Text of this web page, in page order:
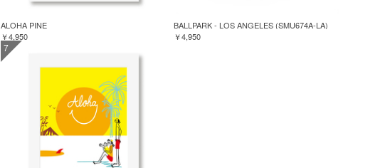
ALOHA PINE
￥4,950
BALLPARK - LOS ANGELES (SMU674A-LA)
￥4,950
7